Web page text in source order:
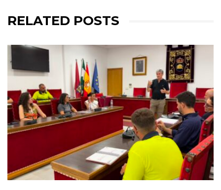
RELATED POSTS